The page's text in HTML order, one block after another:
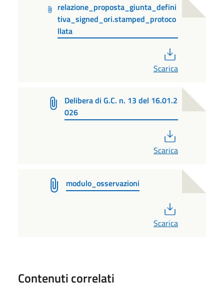
relazione_proposta_giunta_defini
tiva_signed_ori.stamped_protoco
llata
Scarica
Delibera di G.C. n. 13 del 16.01.2
026
Scarica
modulo_osservazioni
Scarica
Contenuti correlati